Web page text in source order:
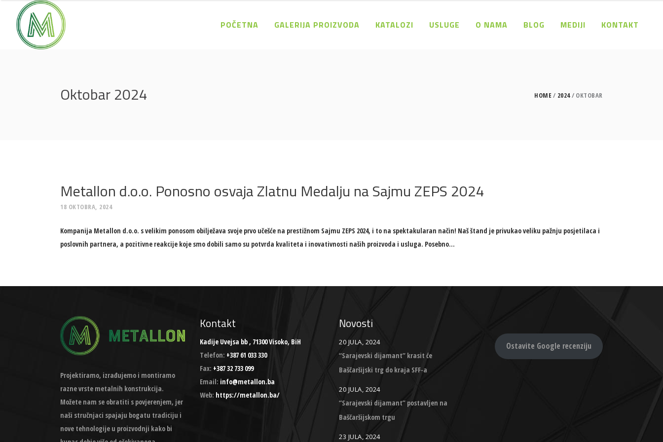
POČETNA GALERIJA PROIZVODA KATALOZI USLUGE O NAMA BLOG MEDIJI KONTAKT
Oktobar 2024 HOME 2024 OKTOBAR
Metallon d.o.o. Ponosno osvaja Zlatnu Medalju na Sajmu ZEPS 2024
18 OKTOBRA, 2024
Kompanija Metallon d.o.o. s velikim ponosom obilježava svoje prvo učešće na prestižnom Sajmu ZEPS 2024, i to na spektakularan način! Naš štand je privukao veliku pažnju posjetilaca i
poslovnih partnera, a pozitivne reakcije koje smo dobili samo su potvrda kvaliteta i inovativnosti naših proizvoda i usluga. Posebno
Projektiramo, izrađujemo i montiramo
razne vrste metalnih konstrukcija.
Možete nam se obratiti s povjerenjem, jer
naši stručnjaci spajaju bogatu tradiciju i
nove tehnologije u proizvodnji kako bi
Kontakt
Kadije Uvejsa bb , 71300 Visoko, BiH
Telefon: +387 61 033 330
Fax: +387 32 733 099
Email: info@metallon.ba
Web: https://metallon.ba/
Novosti
20 JULA, 2024
“Sarajevski dijamant” krasit će
Baščaršijski trg do kraja SFF-a
20 JULA, 2024
“Sarajevski dijamant” postavljen na
Baščaršijskom trgu
23 JULA, 2024
Ostavite Google recenziju